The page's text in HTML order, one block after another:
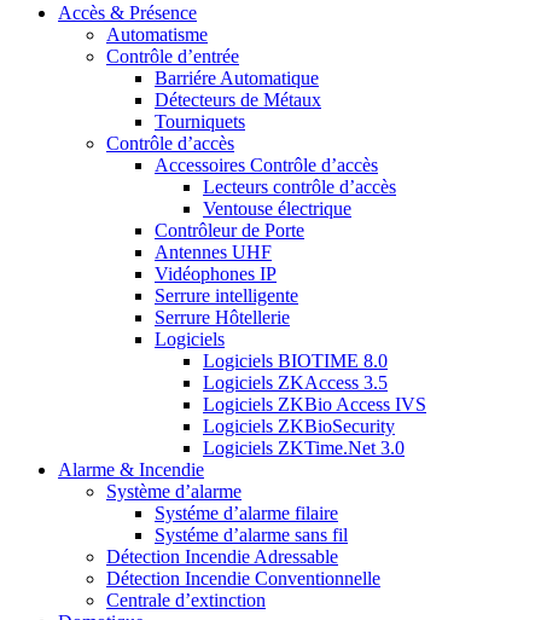
Accès & Présence
Automatisme
Contrôle d’entrée
Barriére Automatique
Détecteurs de Métaux
Tourniquets
Contrôle d’accès
Accessoires Contrôle d’accès
Lecteurs contrôle d’accès
Ventouse électrique
Contrôleur de Porte
Antennes UHF
Vidéophones IP
Serrure intelligente
Serrure Hôtellerie
Logiciels
Logiciels BIOTIME 8.0
Logiciels ZKAccess 3.5
Logiciels ZKBio Access IVS
Logiciels ZKBioSecurity
Logiciels ZKTime.Net 3.0
Alarme & Incendie
Système d’alarme
Systéme d’alarme filaire
Systéme d’alarme sans fil
Détection Incendie Adressable
Détection Incendie Conventionnelle
Centrale d’extinction